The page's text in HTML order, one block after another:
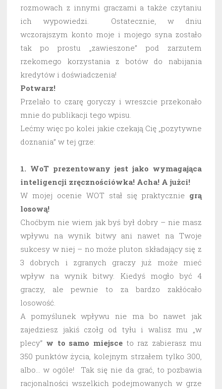
rozmowach z innymi graczami a także czytaniu
ich wypowiedzi. Ostatecznie, w dniu
wczorajszym konto moje i mojego syna zostało
tak po prostu „zawieszone” pod zarzutem
rzekomego korzystania z botów do nabijania
kredytów i doświadczenia!
Potwarz!
Przelało to czarę goryczy i wreszcie przekonało
mnie do publikacji tego wpisu.
Lećmy więc po kolei jakie czekają Cię „pozytywne
doznania” w tej grze:
1. WoT prezentowany jest jako wymagająca
inteligencji zręcznościówka! Acha! A jużci!
W mojej ocenie WOT stał się praktycznie grą
losową!
Choćbym nie wiem jak byś był dobry – nie masz
wpływu na wynik bitwy ani nawet na Twoje
sukcesy w niej – no może pluton składający się z
3 dobrych i zgranych graczy już może mieć
wpływ na wynik bitwy. Kiedyś mogło być 4
graczy, ale pewnie to za bardzo zakłócało
losowość.
A pomyślunek wpływu nie ma bo nawet jak
zajedziesz jakiś czołg od tyłu i walisz mu „w
plecy” w to samo miejsce to raz zabierasz mu
350 punktów życia, kolejnym strzałem tylko 300,
albo… w ogóle! Tak się nie da grać, to pozbawia
racjonalności wszelkich podejmowanych w grze